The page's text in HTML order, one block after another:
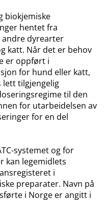
biokjemiske
hentet fra
dyrearter
katt. Når det er behov
er oppført i
for hund eller katt,
lett tilgjengelig
til den
for utarbeidelsen av
for en del
systemet og for
kan legemidlets
i
preparater. Navn på
i Norge er angitt i